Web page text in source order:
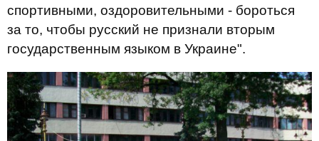
спортивными, оздоровительными - бороться
за то, чтобы русский не признали вторым
государственным языком в Украине".